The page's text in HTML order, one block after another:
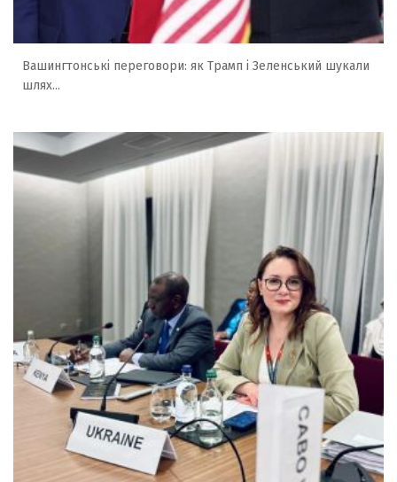
Вашингтонські переговори: як Трамп і Зеленський шукали
шлях...